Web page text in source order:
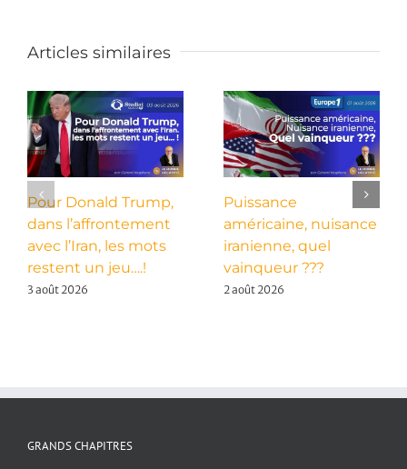
Articles similaires
Pour Donald Trump,
dans l’affrontement
avec l’Iran, les mots
restent un jeu….!
3 août 2026
Puissance
américaine, nuisance
iranienne, quel
vainqueur ???
2 août 2026
GRANDS CHAPITRES